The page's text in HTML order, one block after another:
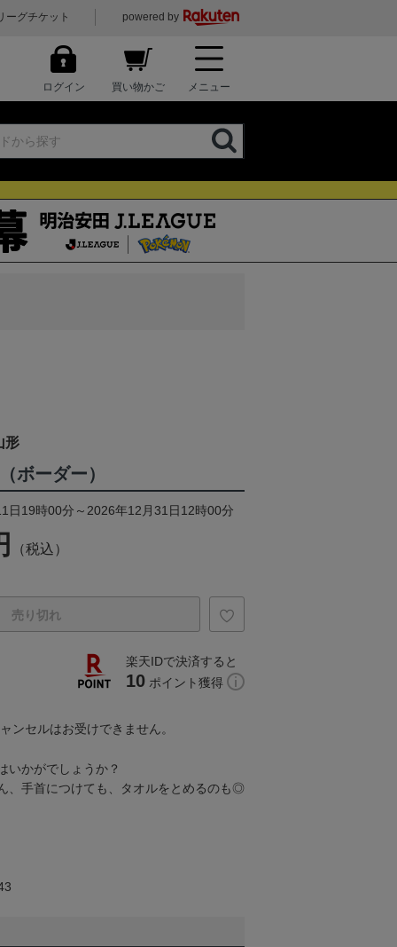
ーグチケット powered by
ログイン 買い物かご メニュー
形
ボーダー）
日19時00分～2026年12月31日12時00分
（税込）
売り切れ
楽天IDで決済すると
10 ポイント獲得
ンセルはお受けできません。
いかがでしょうか？
、手首につけても、タオルをとめるのも◎